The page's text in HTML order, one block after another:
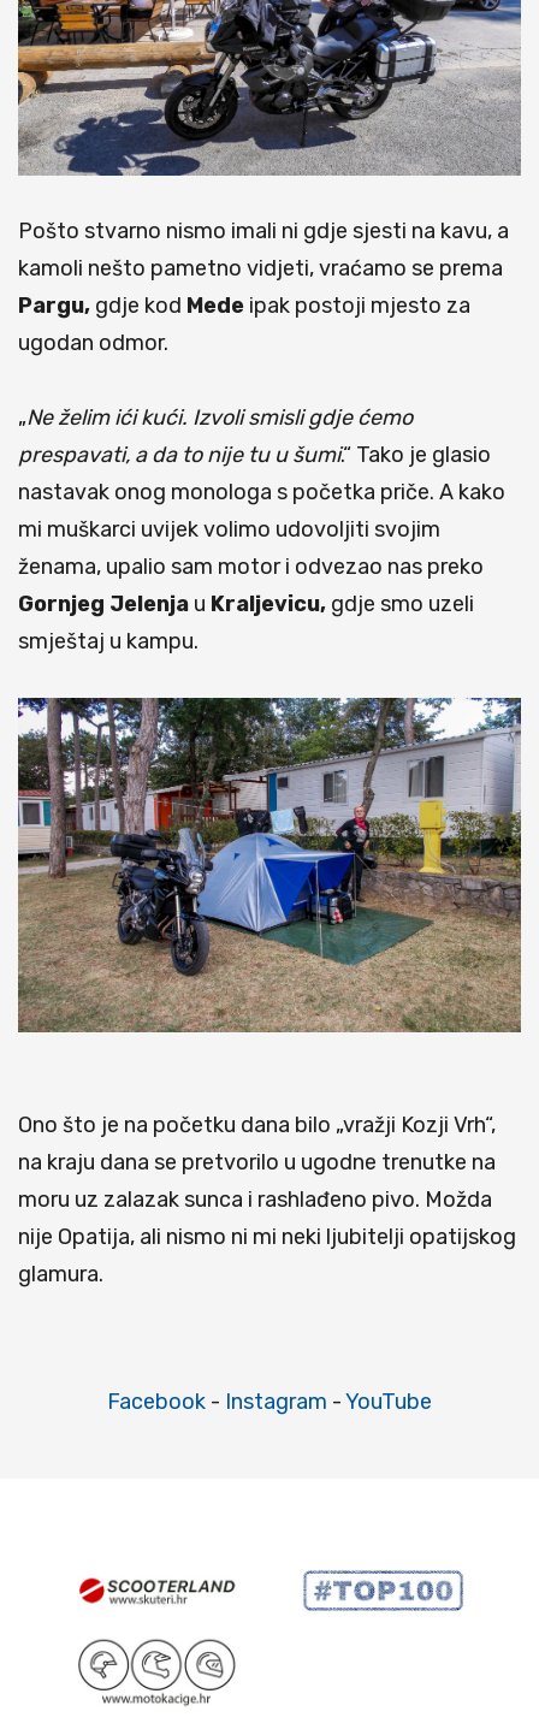
Pošto stvarno nismo imali ni gdje sjesti na kavu, a
kamoli nešto pametno vidjeti, vraćamo se prema
Pargu, gdje kod Mede ipak postoji mjesto za
ugodan odmor.
„Ne želim ići kući. Izvoli smisli gdje ćemo
prespavati, a da to nije tu u šumi.“ Tako je glasio
nastavak onog monologa s početka priče. A kako
mi muškarci uvijek volimo udovoljiti svojim
ženama, upalio sam motor i odvezao nas preko
Gornjeg Jelenja u Kraljevicu, gdje smo uzeli
smještaj u kampu.
Ono što je na početku dana bilo „vražji Kozji Vrh“,
na kraju dana se pretvorilo u ugodne trenutke na
moru uz zalazak sunca i rashlađeno pivo. Možda
nije Opatija, ali nismo ni mi neki ljubitelji opatijskog
glamura.
Facebook - Instagram -YouTube